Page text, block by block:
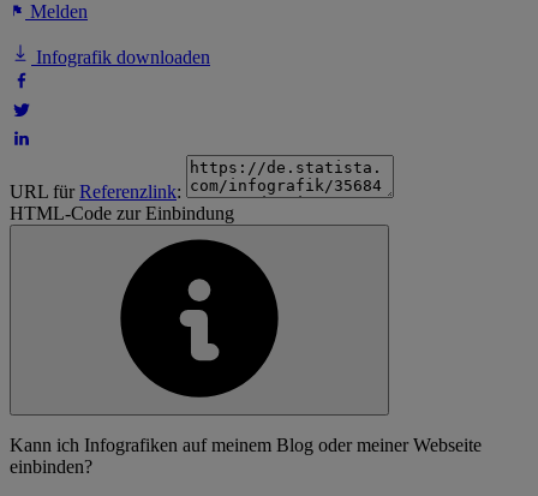
Melden
Infografik downloaden
URL fürReferenzlink:
HTML-Code zur Einbindung
Kann ich Infografiken auf meinem Blog oder meiner Webseite
einbinden?